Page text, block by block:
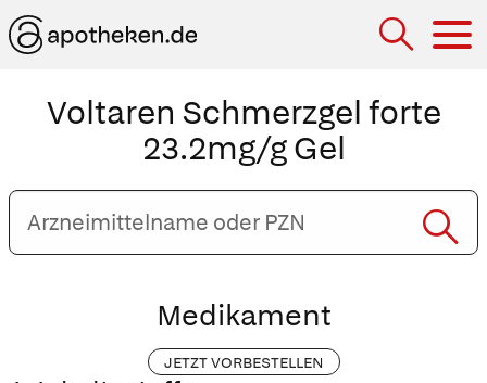
Voltaren Schmerzgel forte
23.2mg/g Gel
Arzneimittelname
oder
PZN
Medikament
JETZT VORBESTELLEN